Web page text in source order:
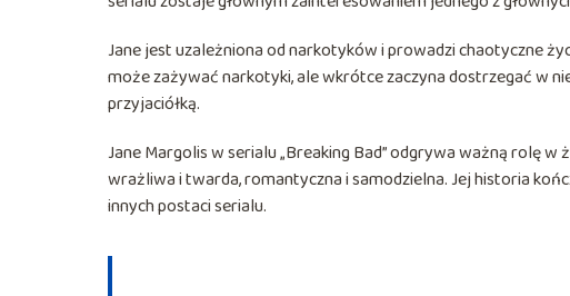
Jane jest uzależniona od narkotyków i prowadzi chaotyczne
może zażywać narkotyki, ale wkrótce zaczyna dostrzegać w
przyjaciółką.
Jane Margolis w serialu „Breaking Bad” odgrywa ważną rolę
wrażliwa i twarda, romantyczna i samodzielna. Jej historia
innych postaci serialu.